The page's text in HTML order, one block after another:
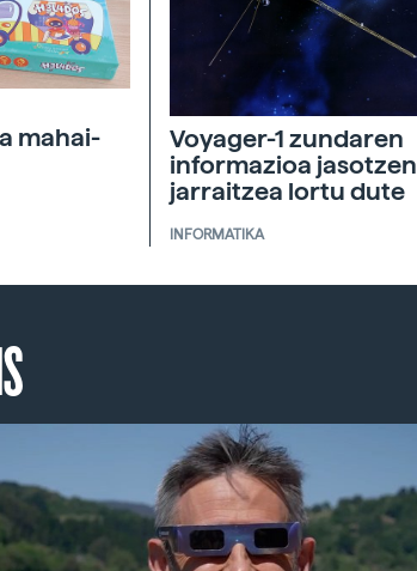
mahai-
Voyager-1 zundaren
informazioa jasotzen
jarraitzea lortu dute
INFORMATIKA